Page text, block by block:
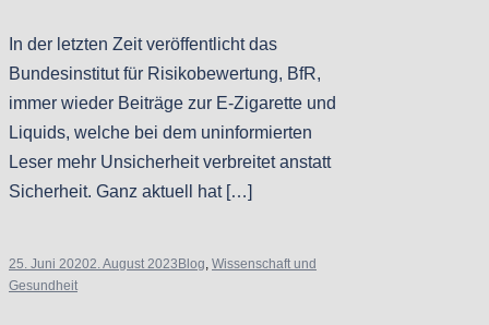
In der letzten Zeit veröffentlicht das
Bundesinstitut für Risikobewertung, BfR,
immer wieder Beiträge zur E-Zigarette und
Liquids, welche bei dem uninformierten
Leser mehr Unsicherheit verbreitet anstatt
Sicherheit. Ganz aktuell hat […]
25. Juni 20202. August 2023Blog Wissenschaft und
Gesundheit